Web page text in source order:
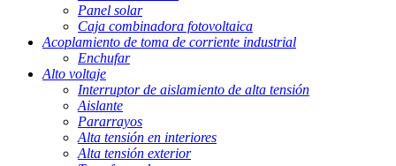
Panel solar
Caja combinadora fotovoltaica
Acoplamiento de toma de corriente industrial
Enchufar
Alto voltaje
Interruptor de aislamiento de alta tensión
Aislante
Pararrayos
Alta tensión en interiores
Alta tensión exterior